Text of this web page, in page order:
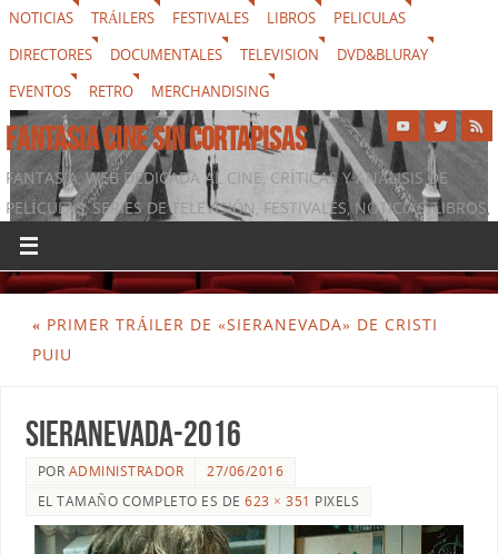
NOTICIAS TRÁILERS FESTIVALES LIBROS
PELICULAS
DIRECTORES
DOCUMENTALES TELEVISION
DVD&BLURAY
EVENTOS
RETRO MERCHANDISING
FANTASIA CINE SIN CORTAPISAS
FANTASIA, WEB DEDICADA AL CINE, CRÍTICAS Y ANÁLISIS DE
PELÍCULAS, SERIES DE TELEVISIÓN, FESTIVALES, NOTICIAS, LIBROS,
DVD & BLURAY, MERCHANDISING Y TODO LO QUE RODEA AL
SÉPTIMO ARTE
« PRIMER TRÁILER DE «SIERANEVADA» DE CRISTI
PUIU
sieranevada-2016
POR ADMINISTRADOR
27/06/2016
EL TAMAÑO COMPLETO ES DE623 × 351 PIXELS